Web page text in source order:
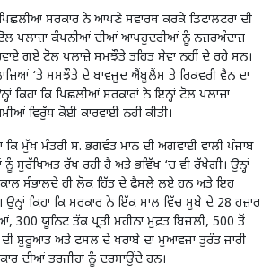
ਸਰਕਾਰ ਨੇ ਆਪਣੇ ਸਵਾਰਥ ਕਰਕੇ ਡਿਫਾਲਟਰਾਂ ਦੀ
ਪਲਾਜ਼ਾ ਕੰਪਨੀਆਂ ਦੀਆਂ ਆਪਹੁਦਰੀਆਂ ਨੂੰ ਨਜ਼ਰਅੰਦਾਜ਼
ਗਏ ਟੋਲ ਪਲਾਜ਼ੇ ਸਮਝੌਤੇ ਤਹਿਤ ਸੇਵਾ ਨਹੀਂ ਦੇ ਰਹੇ ਸਨ।
‘ਤੇ ਸਮਝੌਤੇ ਦੇ ਬਾਵਜੂਦ ਐਂਬੂਲੈਂਸ ਤੇ ਰਿਕਵਰੀ ਵੈਨ ਦਾ
ਕਿਹਾ ਕਿ ਪਿਛਲੀਆਂ ਸਰਕਾਰਾਂ ਨੇ ਇਨ੍ਹਾਂ ਟੋਲ ਪਲਾਜ਼ਾ
ਵਿਰੁੱਧ ਕੋਈ ਕਾਰਵਾਈ ਨਹੀਂ ਕੀਤੀ।
ਕਿ ਮੁੱਖ ਮੰਤਰੀ ਸ. ਭਗਵੰਤ ਮਾਨ ਦੀ ਅਗਵਾਈ ਵਾਲੀ ਪੰਜਾਬ
ਸੁਰੱਖਿਅਤ ਰੱਖ ਰਹੀ ਹੈ ਅਤੇ ਭਵਿੱਖ ‘ਚ ਵੀ ਰੱਖੇਗੀ। ਉਨ੍ਹਾਂ
ਸੰਭਾਲਦੇ ਹੀ ਲੋਕ ਹਿੱਤ ਦੇ ਫੈਸਲੇ ਲਏ ਹਨ ਅਤੇ ਇਹ
ਉਨ੍ਹਾਂ ਕਿਹਾ ਕਿ ਸਰਕਾਰ ਨੇ ਇੱਕ ਸਾਲ ਵਿੱਚ ਸੂਬੇ ਦੇ 28 ਹਜ਼ਾਰ
300 ਯੂਨਿਟ ਤੱਕ ਪ੍ਰਤੀ ਮਹੀਨਾ ਮੁਫ਼ਤ ਬਿਜਲੀ, 500 ਤੋਂ
ਸ਼ੁਰੂਆਤ ਅਤੇ ਫਸਲ ਦੇ ਖਰਾਬੇ ਦਾ ਮੁਆਵਜਾ ਤੁਰੰਤ ਜਾਰੀ
ਦੀਆਂ ਤਰਜੀਹਾਂ ਨੂੰ ਦਰਸਾਉਂਦੇ ਹਨ।